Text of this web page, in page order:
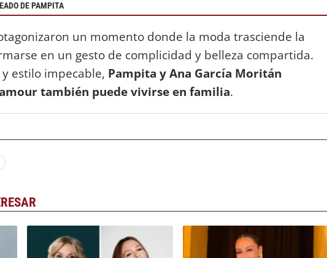
DE PAMPITA
un momento donde la moda trasciende la
en un gesto de complicidad y belleza compartida.
estilo impecable, Pampita y Ana García Moritán
también puede vivirse en familia.